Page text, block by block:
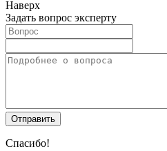
Наверх
Задать вопрос эксперту
Спасибо!